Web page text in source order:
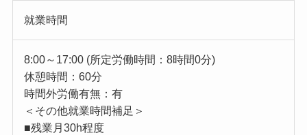
就業時間
8:00～17:00 (所定労働時間：8時間0分)
休憩時間：60分
時間外労働有無：有
＜その他就業時間補足＞
■残業月30h程度